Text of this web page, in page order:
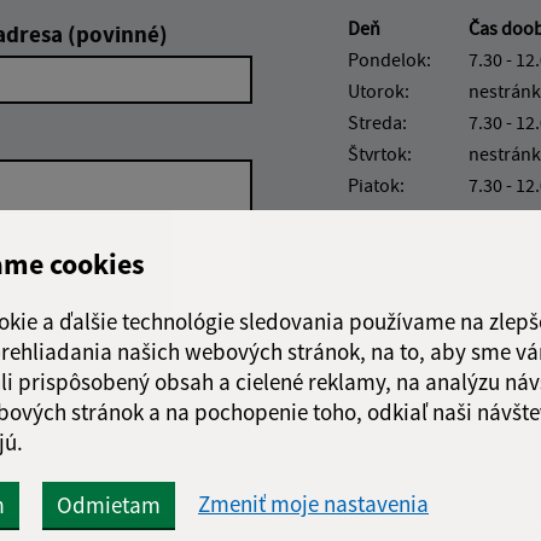
cookies
a ďalšie technológie sledovania používame na
našich webových stránok, na to, aby sme
prispôsobený obsah a cielené reklamy, na analýzu
stránok a na pochopenie toho, odkiaľ naši
Odmietam Zmeniť moje nastavenia
(povinné)
Google reCaptcha Response
Odoslať správu
Deň Čas
Pondelok:
7.30 -
Utorok:
Streda:
7.30 -
Štvrtok:
Piatok:
7.30 -